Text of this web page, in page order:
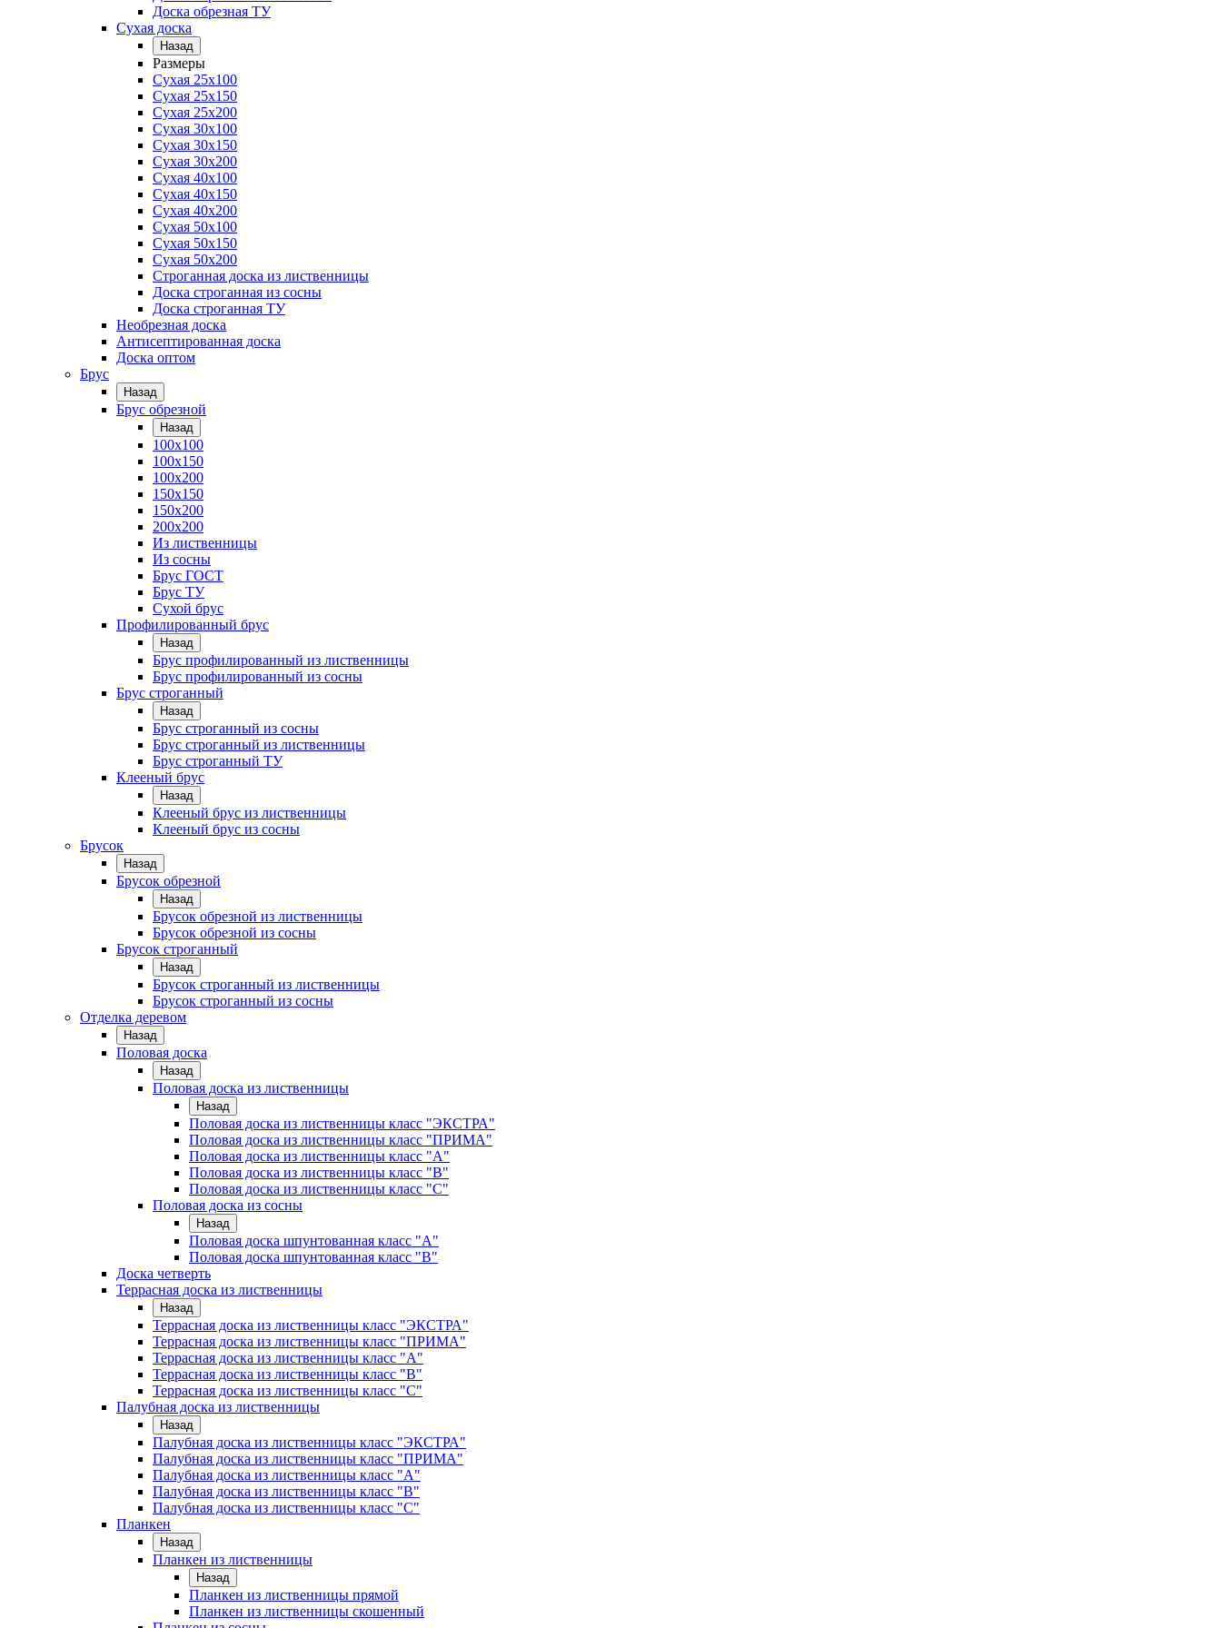
Доска обрезная ТУ
Сухая доска
Назад
Размеры
Сухая 25х100
Сухая 25х150
Сухая 25х200
Сухая 30х100
Сухая 30х150
Сухая 30х200
Сухая 40х100
Сухая 40х150
Сухая 40х200
Сухая 50х100
Сухая 50х150
Сухая 50х200
Строганная доска из лиственницы
Доска строганная из сосны
Доска строганная ТУ
Необрезная доска
Антисептированная доска
Доска оптом
Брус
Назад
Брус обрезной
Назад
100х100
100х150
100х200
150х150
150х200
200х200
Из лиственницы
Из сосны
Брус ГОСТ
Брус ТУ
Сухой брус
Профилированный брус
Назад
Брус профилированный из лиственницы
Брус профилированный из сосны
Брус строганный
Назад
Брус строганный из сосны
Брус строганный из лиственницы
Брус строганный ТУ
Клееный брус
Назад
Клееный брус из лиственницы
Клееный брус из сосны
Брусок
Назад
Брусок обрезной
Назад
Брусок обрезной из лиственницы
Брусок обрезной из сосны
Брусок строганный
Назад
Брусок строганный из лиственницы
Брусок строганный из сосны
Отделка деревом
Назад
Половая доска
Назад
Половая доска из лиственницы
Назад
Половая доска из лиственницы класс "ЭКСТРА"
Половая доска из лиственницы класс "ПРИМА"
Половая доска из лиственницы класс "А"
Половая доска из лиственницы класс "B"
Половая доска из лиственницы класс "C"
Половая доска из сосны
Назад
Половая доска шпунтованная класс "А"
Половая доска шпунтованная класс "B"
Доска четверть
Террасная доска из лиственницы
Назад
Террасная доска из лиственницы класс "ЭКСТРА"
Террасная доска из лиственницы класс "ПРИМА"
Террасная доска из лиственницы класс "А"
Террасная доска из лиственницы класс "B"
Террасная доска из лиственницы класс "C"
Палубная доска из лиственницы
Назад
Палубная доска из лиственницы класс "ЭКСТРА"
Палубная доска из лиственницы класс "ПРИМА"
Палубная доска из лиственницы класс "А"
Палубная доска из лиственницы класс "B"
Палубная доска из лиственницы класс "C"
Планкен
Назад
Планкен из лиственницы
Назад
Планкен из лиственницы прямой
Планкен из лиственницы скошенный